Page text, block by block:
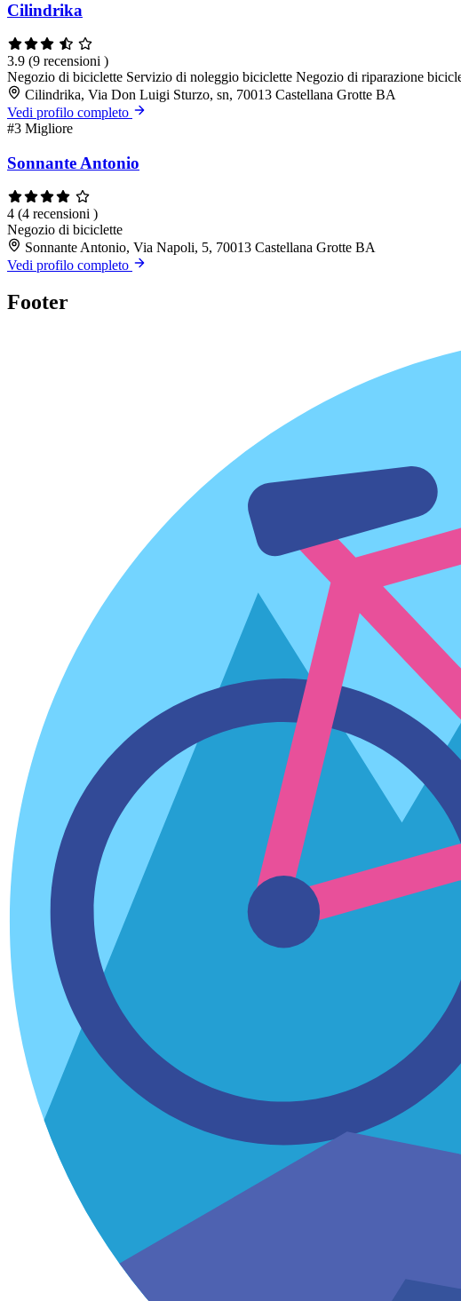
Cilindrika
3.9 (9 recensioni )
Negozio di biciclette Servizio di noleggio biciclette Negozio di riparazione
Cilindrika, Via Don Luigi Sturzo, sn, 70013 Castellana Grotte BA
Vedi profilo completo
#3 Migliore
Sonnante Antonio
4 (4 recensioni )
Negozio di biciclette
Sonnante Antonio, Via Napoli, 5, 70013 Castellana Grotte BA
Vedi profilo completo
Footer